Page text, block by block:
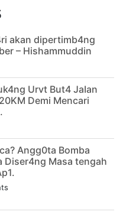
akan dipertimb4ng
– Hishammuddin
Urvt But4 JaIan
Demi Mencari
Angg0ta Bomba
Diser4ng Masa tengah